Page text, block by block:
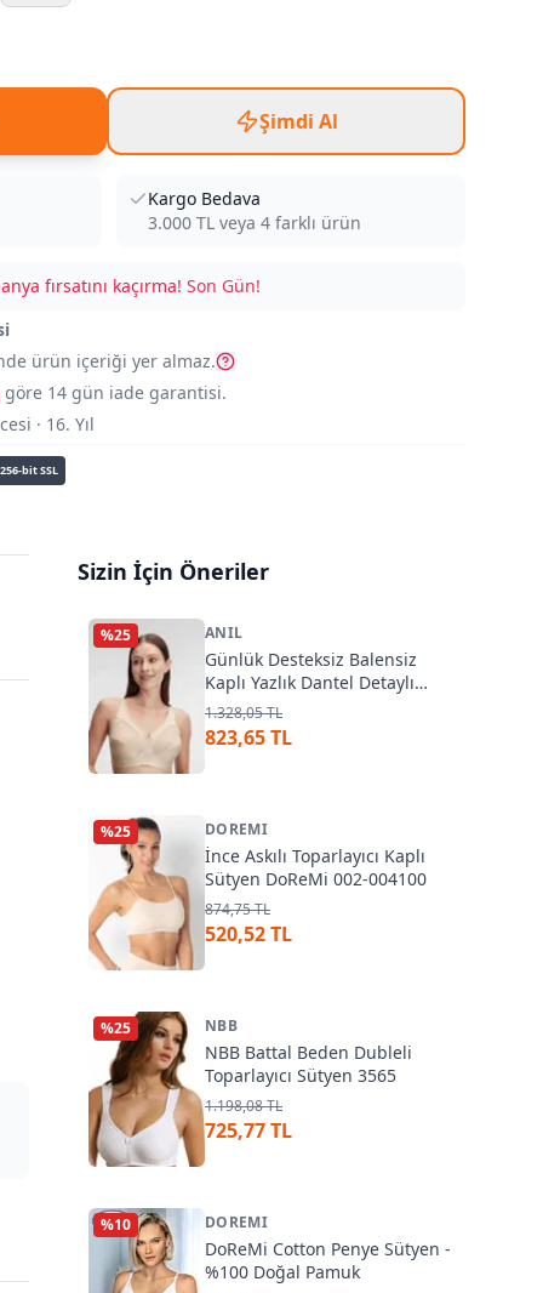
Şimdi Al
Kargo Bedava
3.000 TL veya 4 farklı ürün
fırsatını kaçırma! Son Gün!
ürün içeriği yer almaz.
göre 14 gün iade garantisi.
· 16. Yıl
256-bit SSL
Sizin İçin Öneriler
%25 ANIL
Günlük Desteksiz Balensiz
Kaplı Yazlık Dantel Detaylı
Toparlayıcı Sütyen Anıl 3803
1.328,05 TL
823,65 TL
%25 DOREMI
İnce Askılı Toparlayıcı Kaplı
Sütyen DoReMi 002-004100
874,75 TL
520,52 TL
%25 NBB
NBB Battal Beden Dubleli
Toparlayıcı Sütyen 3565
1.198,08 TL
725,77 TL
%10 DOREMI
DoReMi Cotton Penye Sütyen -
%100 Doğal Pamuk